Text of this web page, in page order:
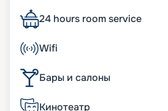
элегантными интерьерами в
скандинавский шик и
развлекательной программой.
В навигации 2024-2026 года
выбрать круиз по Антарктике
Южной Америке и Карибам.
На нашем сайте вы можете
24 hours room service
Wifi
Бары и салоны
Кинотеатр